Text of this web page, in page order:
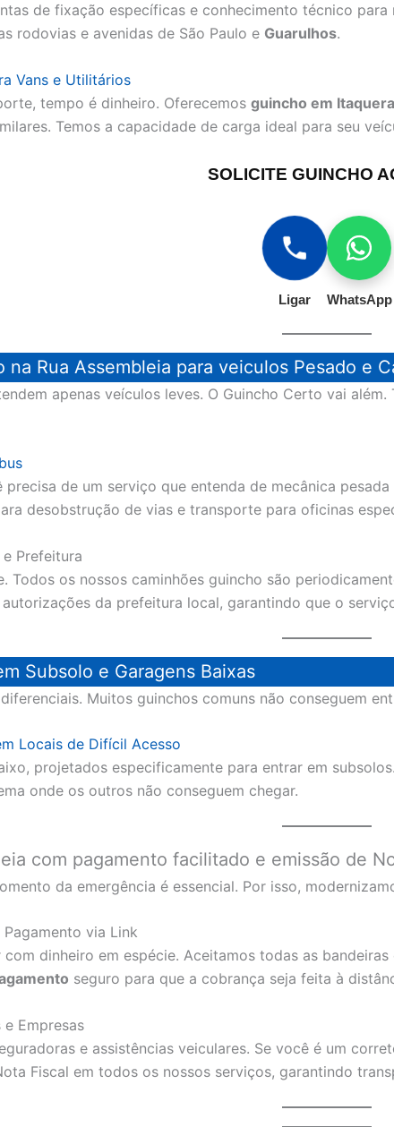
de fixação específicas e conhecimento técnico
rodovias e avenidas de São Paulo e Guarulhos.
Vans e Utilitários
tempo é dinheiro. Oferecemos guincho em Itaquera
Temos a capacidade de carga ideal para seu
SOLICITE GUINCHO
Ligar WhatsApp
na Rua Assembleia para veiculos Pesado e
apenas veículos leves. O Guincho Certo vai
precisa de um serviço que entenda de mecânica
desobstrução de vias e transporte para oficinas
Prefeitura
Todos os nossos caminhões guincho são
da prefeitura local, garantindo que o
Subsolo e Garagens Baixas
Muitos guinchos comuns não conseguem
Locais de Difícil Acesso
projetados especificamente para entrar em
onde os outros não conseguem chegar.
com pagamento facilitado e emissão de
da emergência é essencial. Por isso,
via Link
dinheiro em espécie. Aceitamos todas as
seguro para que a cobrança seja feita à
Empresas
e assistências veiculares. Se você é um
Fiscal em todos os nossos serviços, garantindo